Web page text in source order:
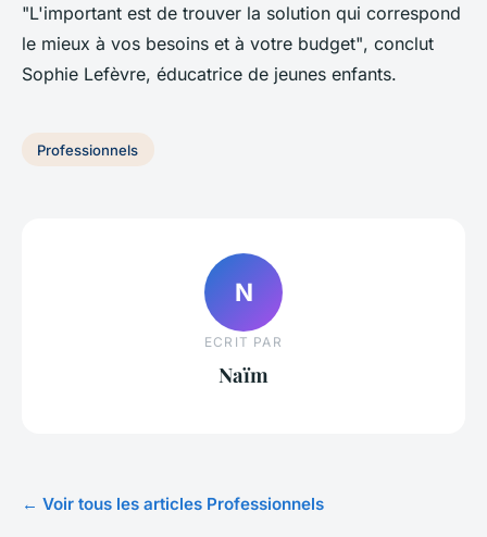
"L'important est de trouver la solution qui correspond
le mieux à vos besoins et à votre budget", conclut
Sophie Lefèvre, éducatrice de jeunes enfants.
Professionnels
N
ECRIT PAR
Naïm
← Voir tous les articles Professionnels